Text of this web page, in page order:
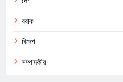
বরাক
বিদেশ
সম্পাদকীয়